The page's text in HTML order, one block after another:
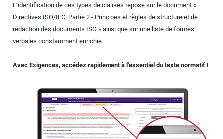
L’identification de ces types de clauses repose sur le document «
Directives ISO/IEC, Partie 2 - Principes et règles de structure et de
rédaction des documents ISO » ainsi que sur une liste de formes
verbales constamment enrichie.
Avec Exigences, accédez rapidement à l’essentiel du texte normatif !